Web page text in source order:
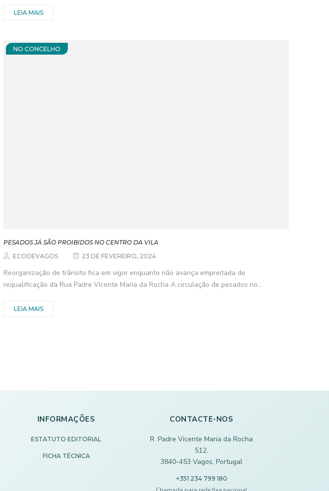
LEIA MAIS
NO CONCELHO
PESADOS JÁ SÃO PROIBIDOS NO CENTRO DA VILA
ECODEVAGOS
23 DE FEVEREIRO, 2024
Reorganização de trânsito fica em vigor enquanto não avança empreitada de
requalificação da Rua Padre Vicente Maria da Rocha A circulação de pesados no...
LEIA MAIS
INFORMAÇÕES
ESTATUTO EDITORIAL
FICHA TÉCNICA
CONTACTE-NOS
R. Padre Vicente Maria da Rocha
512,
3840-453 Vagos, Portugal
+351 234 799 180